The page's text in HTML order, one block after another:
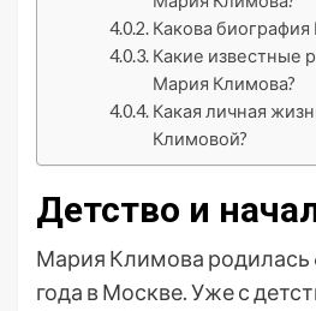
Какова
Какие известные
Мария Климова?
Какая личная
Климовой?
Детство и
Мария Климова родилась
года в Москве. Уже с